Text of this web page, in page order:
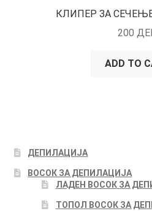
КЛИПЕР ЗА
200
ADD TO
ДЕПИЛАЦИЈА
ВОСОК ЗА ДЕПИЛАЦИЈА
ЛАДЕН ВОСОК ЗА
ТОПОЛ ВОСОК ЗА